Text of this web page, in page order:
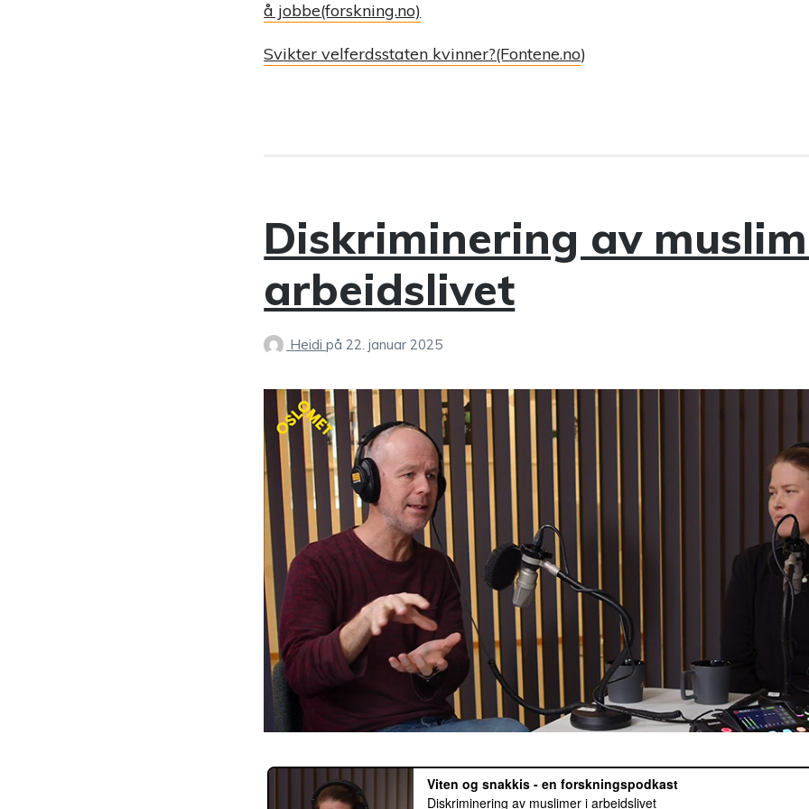
å jobbe(forskning.no)
Svikter velferdsstaten kvinner?(Fontene.no)
Diskriminering av
arbeidslivet
Heidipå 22. januar 2025